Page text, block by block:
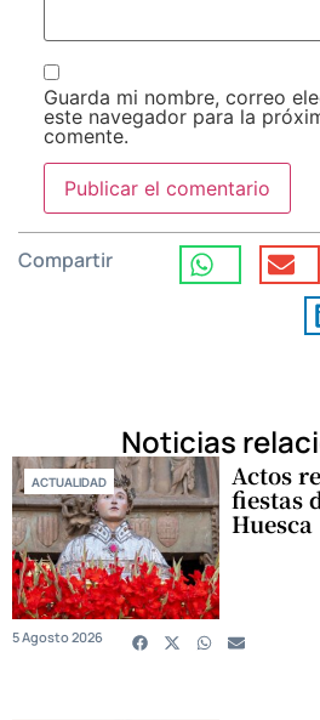
Guarda mi nombre, correo
este navegador para la
comente.
Compartir
Noticias
ACTUALIDAD Actos
fiestas
Huesca
5 Agosto 2026